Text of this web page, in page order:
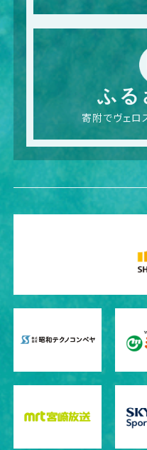
ふる
寄附でヴェロ